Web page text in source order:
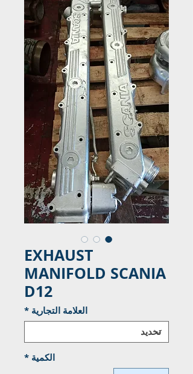
EXHAUST
MANIFOLD SCANIA
D12
العلامة التجارية *
الكمية *